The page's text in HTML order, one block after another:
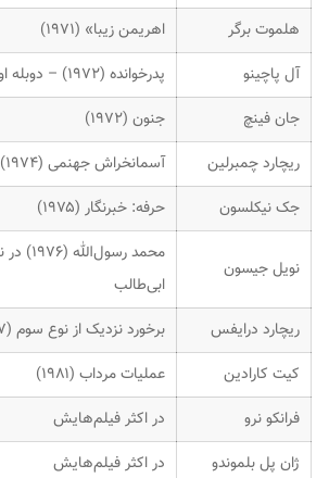
هلموت برگر
اهریمن زیبا» (۱۹۷۱)
آل پاچینو
پدرخوانده (۱۹۷۲) – دوبله اول
جان فینچ
جنون (۱۹۷۲)
ریچارد چمبرلین
آسمانخراش جهنمی (۱۹۷۴)
جک نیکلسون
حرفه: خبرنگار (۱۹۷۵)
نویل جیسون
محمد
ابی‌طالب
ریچارد درایفس
برخورد نزدیک از نوع سوم (۱۹۷۷)
کیت کارادین
عملیات مرداب (۱۹۸۱)
فرانکو نرو
در اکثر فیلم‌هایش
ژان پل بلموندو
در اکثر فیلم‌هایش